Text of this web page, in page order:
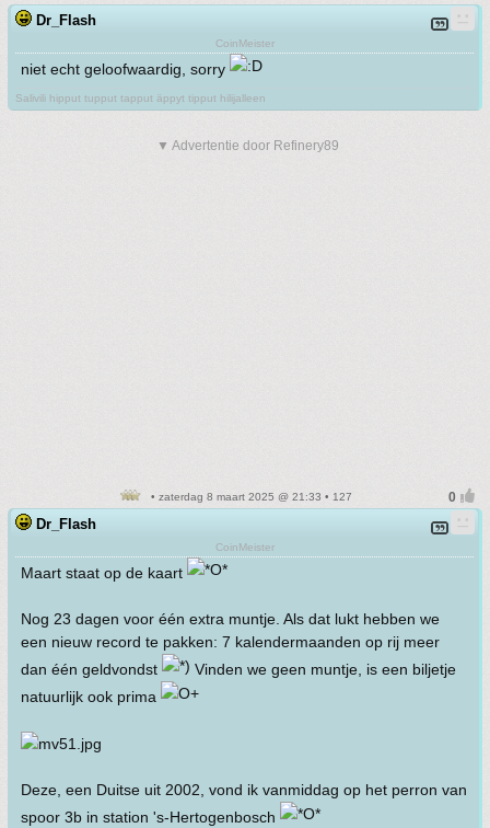
Dr_Flash
CoinMeister
niet echt geloofwaardig, sorry
Salivili hipput tupput tapput äppyt tipput hilijalleen
▼ Advertentie door Refinery89
• zaterdag 8 maart 2025 @ 21:33 • 127
Dr_Flash
CoinMeister
Maart staat op de kaart
Nog 23 dagen voor één extra muntje. Als dat lukt hebben we
een nieuw record te pakken: 7 kalendermaanden op rij meer
dan één geldvondst
Vinden we geen muntje, is een biljetje
natuurlijk ook prima
Deze, een Duitse uit 2002, vond ik vanmiddag op het perron van
spoor 3b in station 's-Hertogenbosch